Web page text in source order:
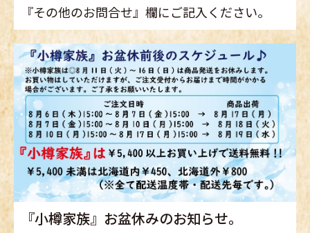
『その他のお問合せ』欄にご記入ください。
『小樽家族』お盆休みのお知らせ。